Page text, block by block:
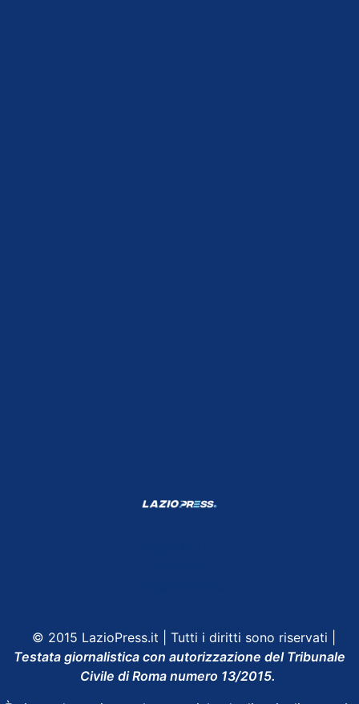
© 2015 LazioPress.it | Tutti i diritti sono riservati |
Testata giornalistica con autorizzazione del Tribunale
Civile di Roma numero 13/2015.